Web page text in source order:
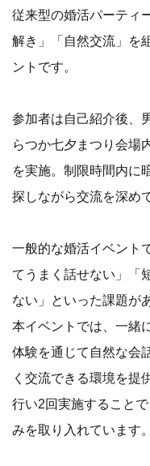
従来型の婚活パーティ
解き」「自然交流」を
ントです。
参加者は自己紹介後、
らつか七夕まつり会場
を実施。制限時間内に
探しながら交流を深め
一般的な婚活イベント
てうまく話せない」「
ない」といった課題が
本イベントでは、一緒
体験を通じて自然な会
く交流できる環境を提
行い2回実施すること
みを取り入れています。